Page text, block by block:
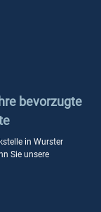
bevorzugte
in Wurster
Sie unsere